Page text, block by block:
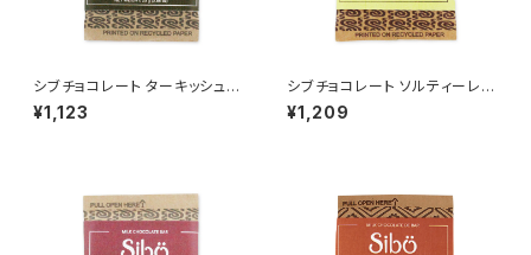
シブチョコレート ターキッシュコ
ーヒー（made with コーヒービ
ーンズ） チョコレートバー 25g
¥1,123
シブチョコレート ソルティーレモ
ンホワイトチョコレートバー 25
g Sibu Chocolate
¥1,209